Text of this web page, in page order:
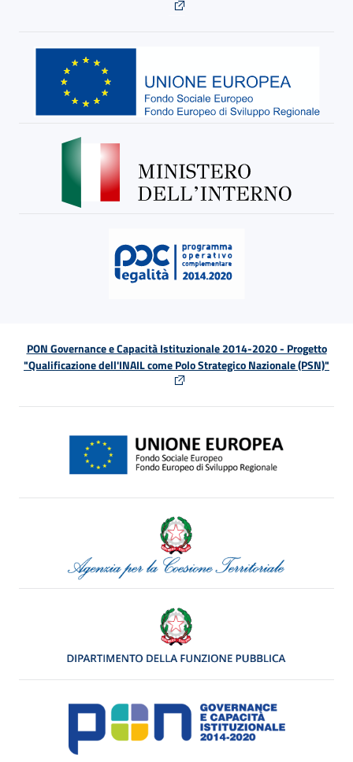
PON Governance e Capacità Istituzionale 2014-2020 - Progetto
"Qualificazione dell'INAIL come Polo Strategico Nazionale (PSN)"